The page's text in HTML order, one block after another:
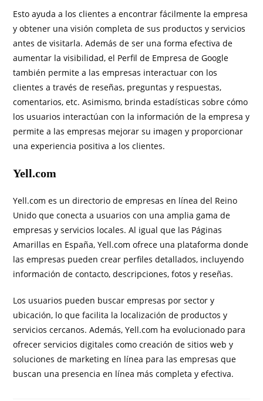
Esto ayuda a los clientes a encontrar fácilmente la empresa
y obtener una visión completa de sus productos y servicios
antes de visitarla. Además de ser una forma efectiva de
aumentar la visibilidad, el Perfil de Empresa de Google
también permite a las empresas interactuar con los
clientes a través de reseñas, preguntas y respuestas,
comentarios, etc. Asimismo, brinda estadísticas sobre cómo
los usuarios interactúan con la información de la empresa y
permite a las empresas mejorar su imagen y proporcionar
una experiencia positiva a los clientes.
Yell.com
Yell.com es un directorio de empresas en línea del Reino
Unido que conecta a usuarios con una amplia gama de
empresas y servicios locales. Al igual que las Páginas
Amarillas en España, Yell.com ofrece una plataforma donde
las empresas pueden crear perfiles detallados, incluyendo
información de contacto, descripciones, fotos y reseñas.
Los usuarios pueden buscar empresas por sector y
ubicación, lo que facilita la localización de productos y
servicios cercanos. Además, Yell.com ha evolucionado para
ofrecer servicios digitales como creación de sitios web y
soluciones de marketing en línea para las empresas que
buscan una presencia en línea más completa y efectiva.